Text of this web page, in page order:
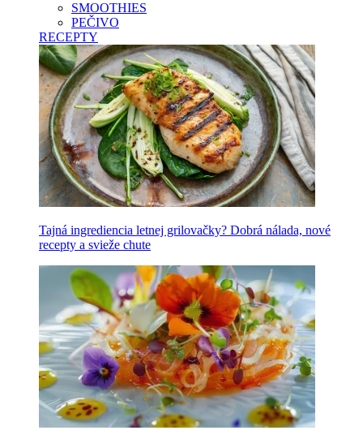
SMOOTHIES
PEČIVO
RECEPTY
Tajná ingrediencia letnej grilovačky? Dobrá nálada, nové
recepty a svieže chute